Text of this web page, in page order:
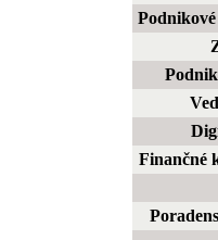
Finančné